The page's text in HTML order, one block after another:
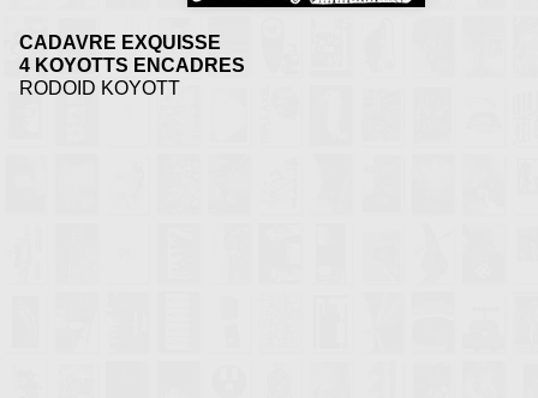
CADAVRE EXQUISSE
4 KOYOTTS ENCADRES
RODOID KOYOTT